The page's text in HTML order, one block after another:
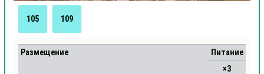
105 109
Размещение
Питание
×3